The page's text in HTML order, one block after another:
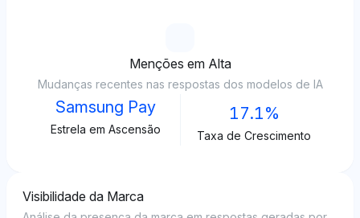
Menções em Alta
Mudanças recentes nas respostas dos modelos de IA
Samsung Pay
Estrela em Ascensão
17.1%
Taxa de Crescimento
Visibilidade da Marca